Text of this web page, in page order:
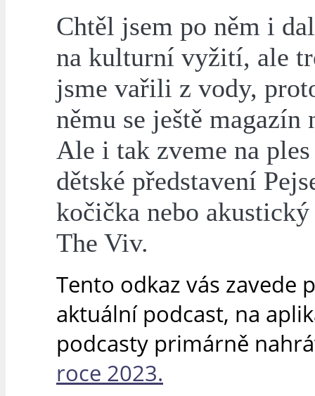
Chtěl jsem po něm i
na kulturní vyžití, ale
jsme vařili z vody,
němu se ještě magazín
Ale i tak zveme na ples
dětské představení
kočička nebo
The Viv.
Tento odkaz vás zavede
aktuální podcast, na
podcasty primárně
roce 2023.